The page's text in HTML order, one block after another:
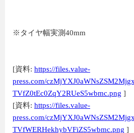
※タイヤ幅実測40mm
[資料: https://files.value-
press.com/
TVfZ0tEc0ZqY2RUeS5wbmc.png ]
[資料: https://files.value-
press.com/
TVfWERHekhybVFiZS5wbmc.png ]